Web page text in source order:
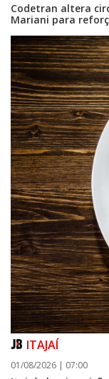
Codetran altera
Mariani para
ITAJAÍ
01/08/2026 | 07:00